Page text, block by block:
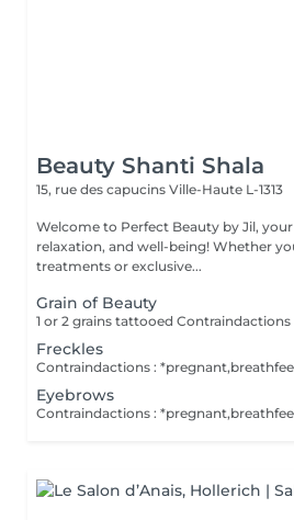
Beauty Shanti Shala
15, rue des capucins Ville-Haute L-1313
Welcome to Perfect Beauty by Jil,
relaxation, and well-being! Whether you're looking for classic
treatments or exclusive...
Grain of Beauty
Freckles
Eyebrows